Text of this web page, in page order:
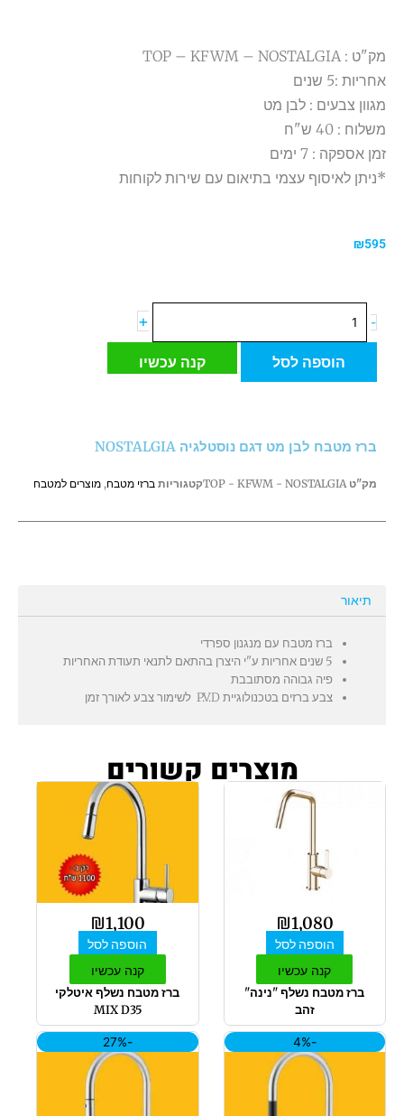
מק"ט : TOP – KFWM – NOSTALGIA
אחריות :5 שנים
מגוון צבעים : לבן מט
משלוח : 40 ש"ח
זמן אספקה : 7 ימים
*ניתן לאיסוף עצמי בתיאום עם שירות לקוחות
₪595
-
של
מטבח
נוסטלגיה
+
הוספה לסל קנה עכשיו
ברז מטבח לבן מט דגם נוסטלגיה NOSTALGIA
מק"טTOP - KFWM - NOSTALGIAקטגוריות ברזי מטבח, מוצרים למטבח
תיאור
ברז מטבח עם מנגנון ספרדי
5 שנים אחריות ע"י היצרן בהתאם לתנאי תעודת האחריות
פיה גבוהה מסתובבת
צבע ברזים בטכנולוגיית P.V.D לשימור צבע לאורך זמן
מוצרים קשורים
₪1,080
הוספה לסל
קנה עכשיו
ברז מטבח נשלף "נינה"
זהב
₪1,100
הוספה לסל
קנה עכשיו
ברז מטבח נשלף איטלקי
MIX D35
-4% המחיר
המקורי
היה:
₪1,720.
המחיר
-27%
המחיר
המקורי
היה:
₪2,315.
המחיר